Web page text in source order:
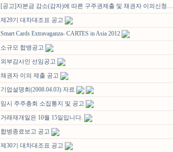
[공고]자본금 감소(감자)에 따른 구주권제출 및 채권자 이의신청…
제29기 대차대조표 공고
Smart Cards Extravaganza- CARTES in Asia 2012
소규모 합병공고
외부감사인 선임공고
채권자 이의 제출 공고
기업설명회(2008.04.03) 자료
임시 주주총회 소집통지 및 공고
거래재개일은 10월 15일입니다.
합병종료보고 공고
제30기 대차대조표 공고